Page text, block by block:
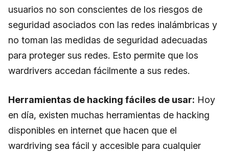
usuarios no son conscientes de los riesgos de
seguridad asociados con las redes inalámbricas y
no toman las medidas de seguridad adecuadas
para proteger sus redes. Esto permite que los
wardrivers accedan fácilmente a sus redes.
Herramientas de hacking fáciles de usar: Hoy
en día, existen muchas herramientas de hacking
disponibles en internet que hacen que el
wardriving sea fácil y accesible para cualquier